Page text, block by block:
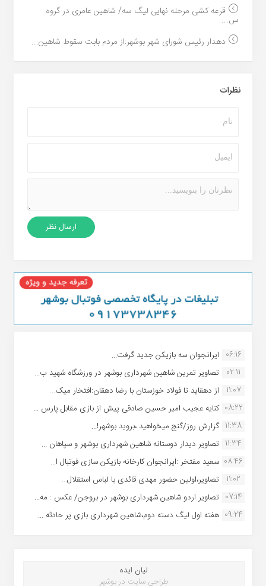
قرعه کشی مرحله نهایی لیگ سه/ شاهین عامری در گروه
س...
دهدار رئیس شورای شهر بوشهر:از مردم بابت سقوط شاهین...
نظرات
06:16 ایرانجوان سه بازیکن جدید گرفت...
02:11
تصاویر تمرین شاهین شهردارى بوشهر در ورزشگاه شهید ب...
11:07
از دهقاید تا فولاد خوزستان با رضا دهقان:افتخار میک...
08:22 کنایه عجیب امیر حسین صادقی پیش از بازی مقابل پارس ...
11:38 گزارش روز/گنج میخواهید ،بروید بوشهر!...
11:34 تصاویر دیدار دوستانه شاهین شهردارى بوشهر و سپاهان ...
08:46 سعید مفتخر :ایرانجوان کارخانه بازیکن سازی فوتبال ا...
11:02
تصاویر،اولین حضور مهدی قائدی با لباس استقلال...
07:14 تصاویر اردو شاهین شهرداری بوشهر در بروجن/ عکس : مه...
09:24 هفته اول لیگ دسته دوم،شاهین شهرداری بازی پر حادثه ...
لیان ایده
طراحی سایت در بوشهر